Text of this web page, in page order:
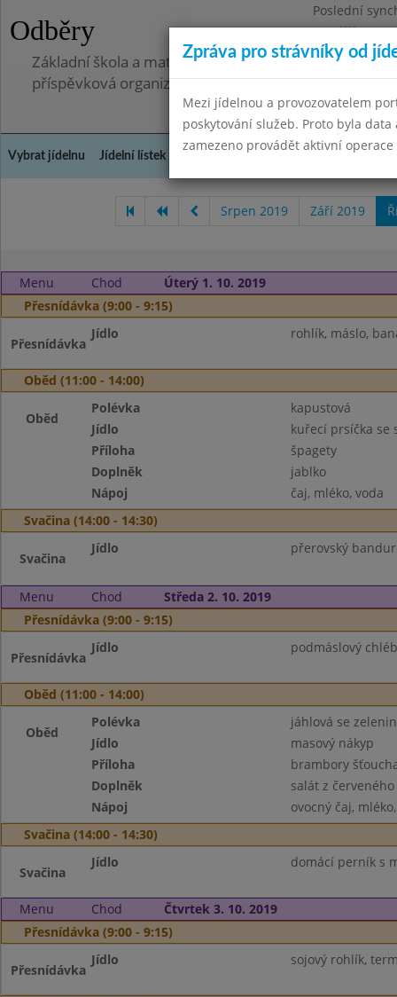
Odběry
Poslední
Pondělí
Základní škola a mateřská škola, Pavlovice u
příspěvková organizace
Vybrat jídelnu Jídelní lístek Kontakty a informace
Srpen 2019 Září 2019
Menu Chod
Úterý 1. 10. 2019
Přesnídávka (9:00 - 9:15)
Přesnídávka
Jídlo rohlík, máslo,
Oběd (11:00 - 14:00)
Oběd
Polévka
kapustová
Jídlo
kuřecí prsíčka se
Příloha
špagety
Doplněk
jablko
Nápoj
čaj, mléko, voda
Svačina (14:00 - 14:30)
Svačina
Jídlo přerovský
Menu Chod
Středa 2. 10. 2019
Přesnídávka (9:00 - 9:15)
Přesnídávka
Jídlo podmáslový
Oběd (11:00 - 14:00)
Oběd
Polévka
jáhlová se
Jídlo
masový nákyp
Příloha
brambory
Doplněk
salát z
Nápoj
ovocný čaj,
Svačina (14:00 - 14:30)
Svačina
Jídlo domácí perník s
Menu Chod
Čtvrtek 3. 10. 2019
Přesnídávka (9:00 - 9:15)
Přesnídávka
Jídlo sojový rohlík,
Zpráva pro strávníky od
Mezi jídelnou a provozovatelem
poskytování služeb. Proto byla
zamezeno provádět aktivní